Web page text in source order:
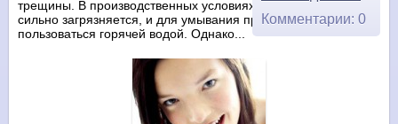
трещины. В производственных условиях кожа рук иногда
сильно загрязняется, и для умывания приходится
пользоваться горячей водой. Однако...
Комментарии: 0